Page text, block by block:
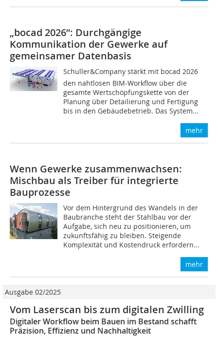
„bocad 2026“: Durchgängige
Kommunikation der Gewerke auf
gemeinsamer Datenbasis
Schuller&Company stärkt mit bocad 2026
den nahtlosen BIM-Workflow über die
gesamte Wertschöpfungskette von der
Planung über Detailierung und Fertigung
bis in den Gebäudebetrieb. Das System...
mehr
Wenn Gewerke zusammenwachsen:
Mischbau als Treiber für integrierte
Bauprozesse
Vor dem Hintergrund des Wandels in der
Baubranche steht der Stahlbau vor der
Aufgabe, sich neu zu positionieren, um
zukunftsfähig zu bleiben. Steigende
Komplexität und Kostendruck erfordern...
mehr
Ausgabe 02/2025
Vom Laserscan bis zum digitalen Zwilling
Digitaler Workflow beim Bauen im Bestand schafft
Präzision, Effizienz und Nachhaltigkeit